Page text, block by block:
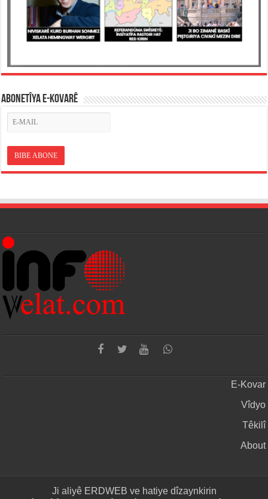
ABONETÎYA E-KOVARÊ
E-Kovar
Vîdyo
Têkilî
About
Ji aliyê ERDWEB ve hatiye dîzaynkirin